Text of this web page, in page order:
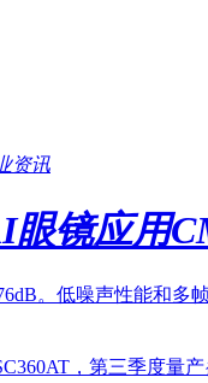
资讯
眼镜应用
。低噪声性能和